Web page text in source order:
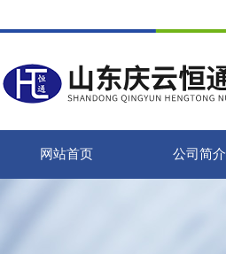
网站首页 公司简介